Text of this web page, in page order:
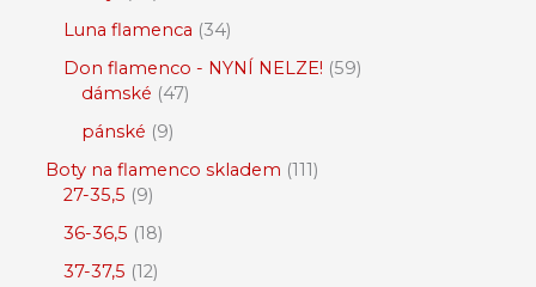
Luna flamenca 34
Don flamenco - NYNÍ NELZE! 59
dámské 47
pánské 9
Boty na flamenco skladem 111
27-35,5 9
36-36,5 18
37-37,5 12